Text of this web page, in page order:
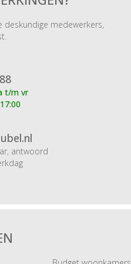
medewerkers,
t/m vr
antwoord